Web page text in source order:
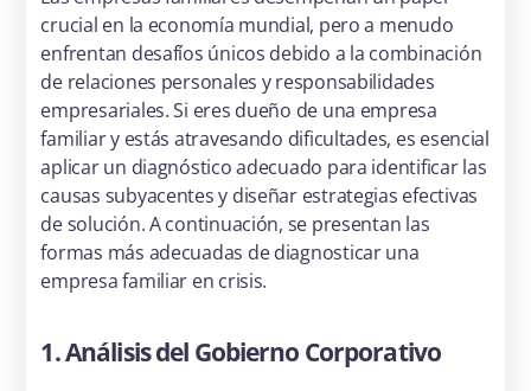
crucial en la economía mundial, pero a menudo
enfrentan desafíos únicos debido a la combinación
de relaciones personales y responsabilidades
empresariales. Si eres dueño de una empresa
familiar y estás atravesando dificultades, es esencial
aplicar un diagnóstico adecuado para identificar las
causas subyacentes y diseñar estrategias efectivas
de solución. A continuación, se presentan las
formas más adecuadas de diagnosticar una
empresa familiar en crisis.
1. Análisis del Gobierno Corporativo